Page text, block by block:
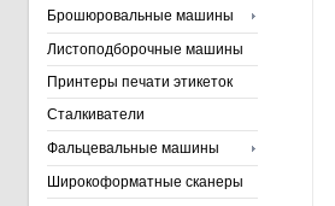
Брошюровальные машины
Листоподборочные машины
Принтеры печати этикеток
Сталкиватели
Фальцевальные машины
Широкоформатные сканеры